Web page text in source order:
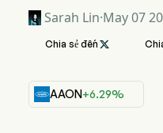
Sarah Lin·May 07
Chia sẻ đến 
AAON+6.29%